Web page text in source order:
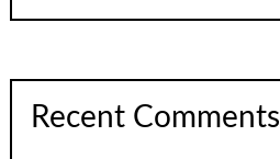
Recent Comments